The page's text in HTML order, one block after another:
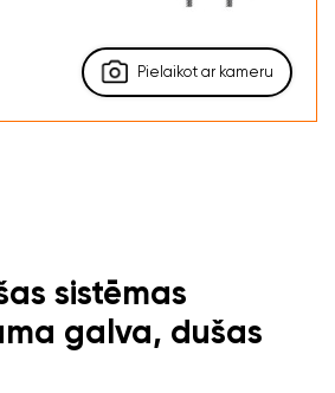
Pielaikot ar kameru
sistēmas
galva, dušas